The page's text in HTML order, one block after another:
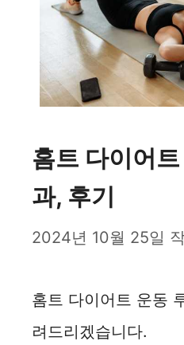
홈트 다이어
과, 후기
2024년 10월 25일
홈트 다이어트 운동
려드리겠습니다.